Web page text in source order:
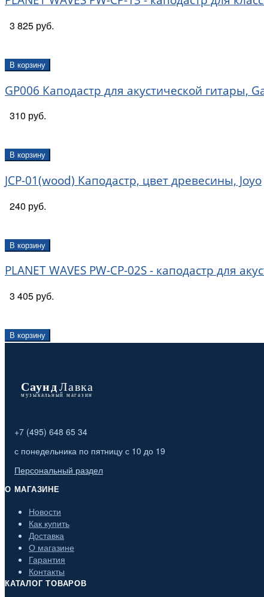
3 825 руб.
В корзину
GP006 Каподастр для акустической гитары,
310 руб.
В корзину
JCP-01(wood) Каподастр, цвет древесины, Joyo
240 руб.
В корзину
PLANET WAVES PW-CP-02S - каподастр для
3 405 руб.
В корзину
+7 (495) 648 65 34
с понедельника по пятницу с 10 до 19
Персональный раздел
О МАГАЗИНЕ
Новости
Как купить
Доставка
О магазине
Гарантия
Контакты
КАТАЛОГ ТОВАРОВ